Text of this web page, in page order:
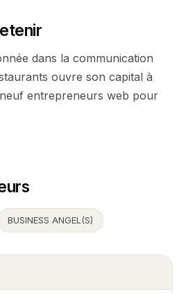
dans la communication
ouvre son capital à
entrepreneurs web pour
BUSINESS ANGEL(S)